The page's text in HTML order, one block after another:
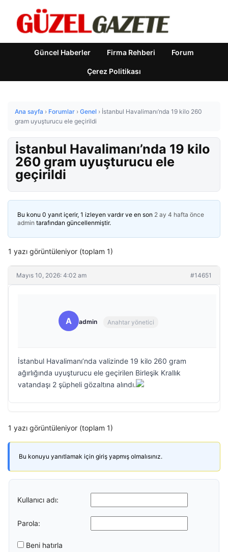
Güncel Haberler Firma Rehberi Forum
Çerez Politikası
Ana sayfa › Forumlar › Genel › İstanbul Havalimanı’nda 19 kilo 260
gram uyuşturucu ele geçirildi
İstanbul Havalimanı’nda 19 kilo
260 gram uyuşturucu ele
geçirildi
Bu konu 0 yanıt içerir, 1 izleyen vardır ve en son 2 ay 4 hafta önce
admin tarafından güncellenmiştir.
1 yazı görüntüleniyor (toplam 1)
Mayıs 10, 2026: 4:02 am #14651
A admin Anahtar yönetici
İstanbul Havalimanı’nda valizinde 19 kilo 260 gram
ağırlığında uyuşturucu ele geçirilen Birleşik Krallık
vatandaşı 2 şüpheli gözaltına alındı.
1 yazı görüntüleniyor (toplam 1)
Bu konuyu yanıtlamak için giriş yapmış olmalısınız.
Kullanıcı adı:
Parola:
Beni hatırla